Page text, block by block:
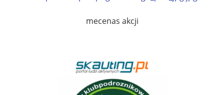
mecenas akcji